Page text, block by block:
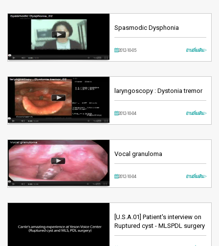
Spasmodic Dysphonia
2012-10-05 อ่านเพิ่มเติม >
laryngoscopy : Dystonia tremor
2012-10-04 อ่านเพิ่มเติม >
Vocal granuloma
2012-10-04 อ่านเพิ่มเติม >
[U.S.A.01] Patient's interview on
Ruptured cyst - MLSPDL surgery